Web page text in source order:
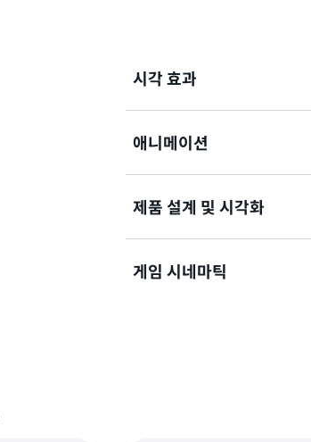
시각 효과
Foundry Nuke 및 SideFX
애니메이션
Arnold, Blender, Maya 등
제품 설계 및 시각화
KeyShot과 같은 렌더링 도
게임 시네마틱